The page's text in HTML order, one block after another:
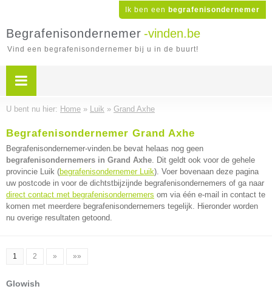
Ik ben een begrafenisondernemer
Begrafenisondernemer -vinden.be
Vind een begrafenisondernemer bij u in de buurt!
U bent nu hier: Home » Luik » Grand Axhe
Begrafenisondernemer Grand Axhe
Begrafenisondernemer-vinden.be bevat helaas nog geen
begrafenisondernemers in Grand Axhe. Dit geldt ook voor de gehele
provincie Luik (begrafenisondernemer Luik). Voer bovenaan deze pagina
uw postcode in voor de dichtstbijzijnde begrafenisondernemers of ga naar
direct contact met begrafenisondernemers om via één e-mail in contact te
komen met meerdere begrafenisondernemers tegelijk. Hieronder worden
nu overige resultaten getoond.
1 2 » »»
Glowish